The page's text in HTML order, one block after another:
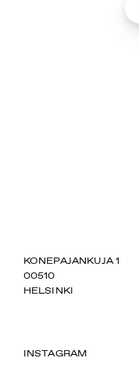
SUOMIAREENA
KONEPAJANKUJA 1
00510
HELSINKI
INSTAGRAM